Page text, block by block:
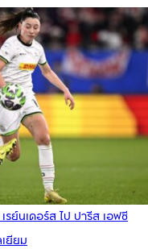
ย์นเดอร์ส ไป ปารีส เอฟซี
ยียม